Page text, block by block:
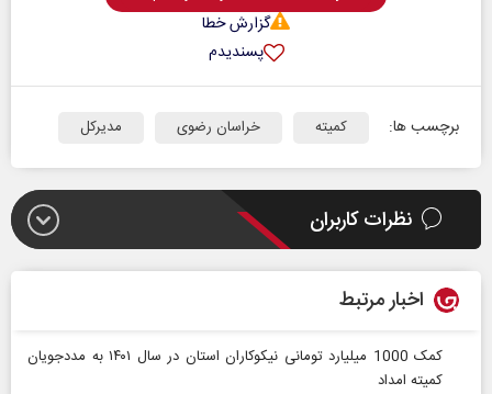
گزارش خطا
پسندیدم
برچسب ها: کمیته خراسان رضوی مدیرکل
نظرات کاربران
اخبار مرتبط
کمک 1000 میلیارد تومانی نیکوکاران استان در سال ۱۴۰۱ به مددجویان
کمیته امداد